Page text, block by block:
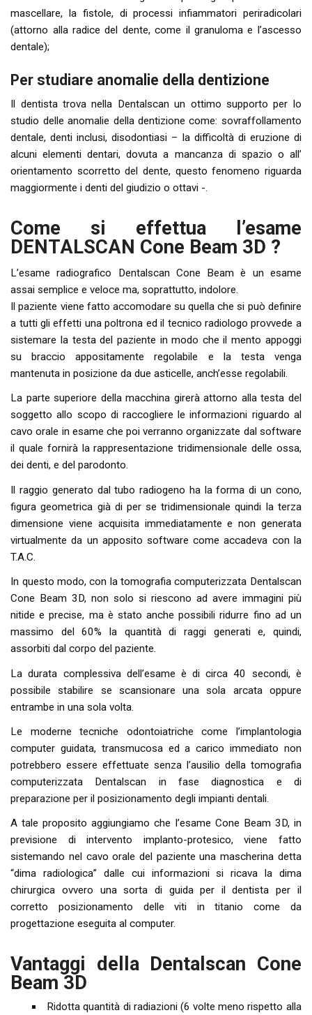
mascellare, la fistole, di processi infiammatori periradicolari
(attorno alla radice del dente, come il granuloma e l’ascesso
dentale);
Per studiare anomalie della dentizione
Il dentista trova nella Dentalscan un ottimo supporto per lo
studio delle anomalie della dentizione come: sovraffollamento
dentale, denti inclusi, disodontiasi – la difficoltà di eruzione di
alcuni elementi dentari, dovuta a mancanza di spazio o all’
orientamento scorretto del dente, questo fenomeno riguarda
maggiormente i denti del giudizio o ottavi -.
Come si effettua l’esame
DENTALSCAN Cone Beam 3D ?
L’esame radiografico Dentalscan Cone Beam è un esame
assai semplice e veloce ma, soprattutto, indolore.
Il paziente viene fatto accomodare su quella che si può definire
a tutti gli effetti una poltrona ed il tecnico radiologo provvede a
sistemare la testa del paziente in modo che il mento appoggi
su braccio appositamente regolabile e la testa venga
mantenuta in posizione da due asticelle, anch’esse regolabili.
La parte superiore della macchina girerà attorno alla testa del
soggetto allo scopo di raccogliere le informazioni riguardo al
cavo orale in esame che poi verranno organizzate dal software
il quale fornirà la rappresentazione tridimensionale delle ossa,
dei denti, e del parodonto.
Il raggio generato dal tubo radiogeno ha la forma di un cono,
figura geometrica già di per se tridimensionale quindi la terza
dimensione viene acquisita immediatamente e non generata
virtualmente da un apposito software come accadeva con la
T.A.C.
In questo modo, con la tomografia computerizzata Dentalscan
Cone Beam 3D, non solo si riescono ad avere immagini più
nitide e precise, ma è stato anche possibili ridurre fino ad un
massimo del 60% la quantità di raggi generati e, quindi,
assorbiti dal corpo del paziente.
La durata complessiva dell’esame è di circa 40 secondi, è
possibile stabilire se scansionare una sola arcata oppure
entrambe in una sola volta.
Le moderne tecniche odontoiatriche come l’implantologia
computer guidata, transmucosa ed a carico immediato non
potrebbero essere effettuate senza l’ausilio della tomografia
computerizzata Dentalscan in fase diagnostica e di
preparazione per il posizionamento degli impianti dentali.
A tale proposito aggiungiamo che l’esame Cone Beam 3D, in
previsione di intervento implanto-protesico, viene fatto
sistemando nel cavo orale del paziente una mascherina detta
“dima radiologica” dalle cui informazioni si ricava la dima
chirurgica ovvero una sorta di guida per il dentista per il
corretto posizionamento delle viti in titanio come da
progettazione eseguita al computer.
Vantaggi della Dentalscan Cone
Beam 3D
Ridotta quantità di radiazioni (6 volte meno rispetto alla